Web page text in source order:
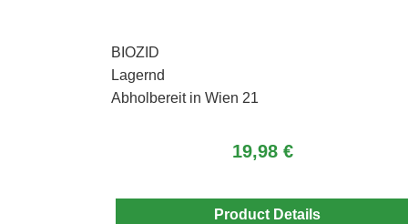
BIOZID
Lagernd
Abholbereit in Wien 21
19,98 €
Product Details